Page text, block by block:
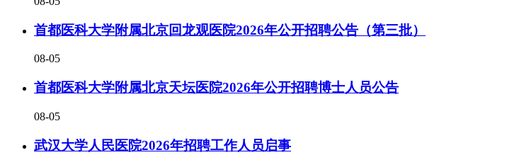
首都医科大学附属北京回龙观医院2026年公开招聘公告（第三批）
08-05
首都医科大学附属北京天坛医院2026年公开招聘博士人员公告
08-05
武汉大学人民医院2026年招聘工作人员启事